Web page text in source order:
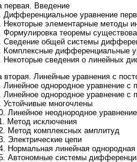
первая. Введение
уравнение
элементарные методы
теоремы
общей системы
дифференциальные
сведения о линейных
вторая. Линейные уравнения с
однородное уравнение с
однородное уравнение с
многочлены
Линейное неоднородное
Метод исключения
Метод комплексных амплитуд
Электрические цепи
Нормальная линейная
Автономные системы